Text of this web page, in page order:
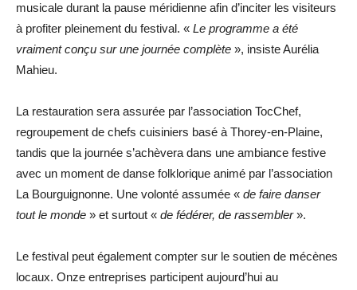
musicale durant la pause méridienne afin d’inciter les visiteurs
à profiter pleinement du festival. « Le programme a été
vraiment conçu sur une journée complète », insiste Aurélia
Mahieu.
La restauration sera assurée par l’association TocChef,
regroupement de chefs cuisiniers basé à Thorey-en-Plaine,
tandis que la journée s’achèvera dans une ambiance festive
avec un moment de danse folklorique animé par l’association
La Bourguignonne. Une volonté assumée « de faire danser
tout le monde » et surtout « de fédérer, de rassembler».
Le festival peut également compter sur le soutien de mécènes
locaux. Onze entreprises participent aujourd’hui au